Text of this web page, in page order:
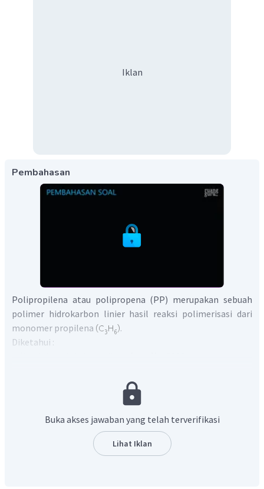
Iklan
Pembahasan
Polipropilena atau polipropena (PP) merupakan sebuah
polimer hidrokarbon linier hasil reaksi polimerisasi dari
monomer propilena
.
Diketahui :
Buka akses jawaban yang telah terverifikasi
Lihat Iklan